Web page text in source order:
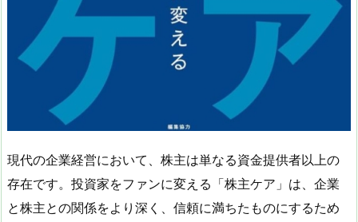
現代の企業経営において、株主は単なる資金提供者以上の
存在です。投資家をファンに変える「株主ケア」は、企業
と株主との関係をより深く、信頼に満ちたものにするため